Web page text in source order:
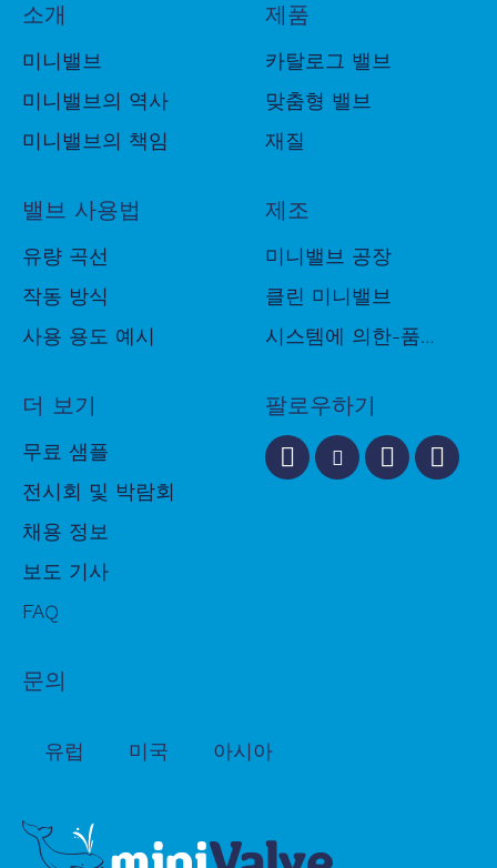
Email *
Company name
Country
* Country*
Request received
been verified.
In order to request access directly,
America: 440-201-6211
Asia: +82 10 7926 2703
소개
미니밸브
미니밸브의 역사
미니밸브의 책임
제품
카탈로그 밸브
맞춤형 밸브
재질
밸브 사용법
유량 곡선
작동 방식
사용 용도 예시
제조
미니밸브 공장
클린 미니밸브
시스템에 의한-품질-관리
더 보기
무료 샘플
전시회 및 박람회
채용 정보
보도 기사
FAQ
팔로우하기
문의
유럽 미국 아시아